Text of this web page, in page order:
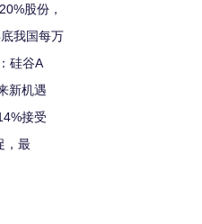
股份，
我国每万
硅谷A
新机遇
接受
，最